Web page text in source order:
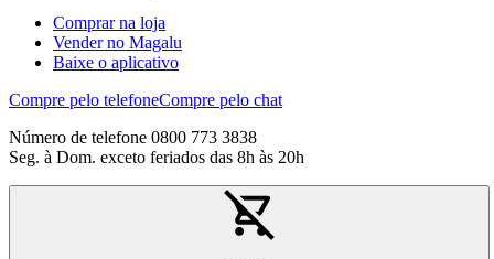
Comprar na loja
Vender no Magalu
Baixe o aplicativo
Compre pelo telefoneCompre pelo chat
Número de telefone 0800 773 3838
Seg. à Dom. exceto feriados das 8h às 20h